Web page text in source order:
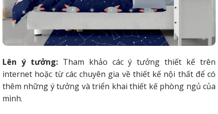
Lên ý tưởng:Tham khảo các ý tưởng thiết kế trên
internet hoặc từ các chuyên gia về thiết kế nội thất để có
thêm những ý tưởng và triển khai thiết kế phòng ngủ của
mình.